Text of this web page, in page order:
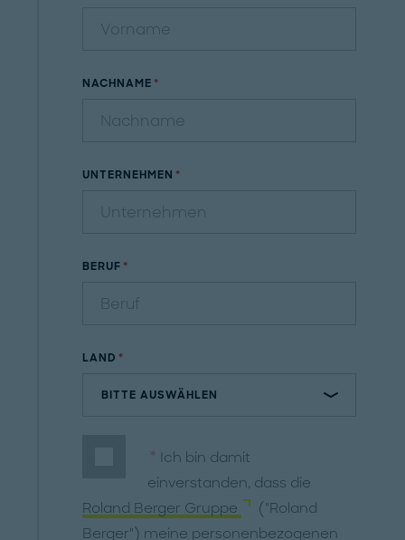
NACHNAME
UNTERNEHMEN
BERUF
LAND
Ich bin damit
einverstanden, dass die
Roland Berger Gruppe
("Roland
Berger") meine personenbezogenen